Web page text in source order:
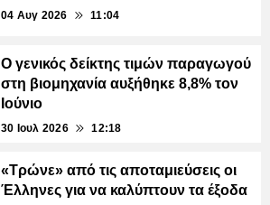
04 Αυγ 2026 11:04
Ο γενικός δείκτης τιμών παραγωγού
στη βιομηχανία αυξήθηκε 8,8% τον
Ιούνιο
30 Ιουλ 2026 12:18
«Τρώνε» από τις αποταμιεύσεις οι
Έλληνες για να καλύπτουν τα έξοδα